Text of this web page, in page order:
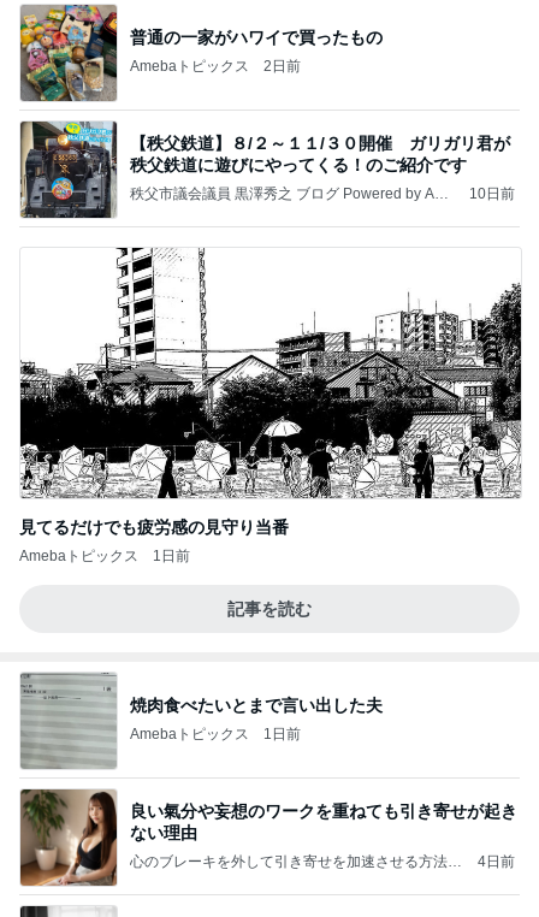
普通の一家がハワイで買ったもの
Amebaトピックス 2日前
【秩父鉄道】８/２～１１/３０開催 ガリガリ君が
秩父鉄道に遊びにやってくる！のご紹介です
秩父市議会議員 黒澤秀之 ブログ Powered by Ame
10日前
見てるだけでも疲労感の見守り当番
Amebaトピックス 1日前
記事を読む
焼肉食べたいとまで言い出した夫
Amebaトピックス 1日前
良い氣分や妄想のワークを重ねても引き寄せが起き
ない理由
心のブレーキを外して引き寄せを加速させる方法：
4日前